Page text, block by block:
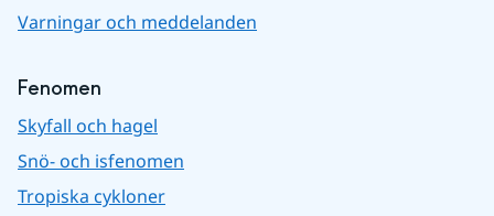
Varningar och meddelanden
Fenomen
Skyfall och hagel
Snö- och isfenomen
Tropiska cykloner